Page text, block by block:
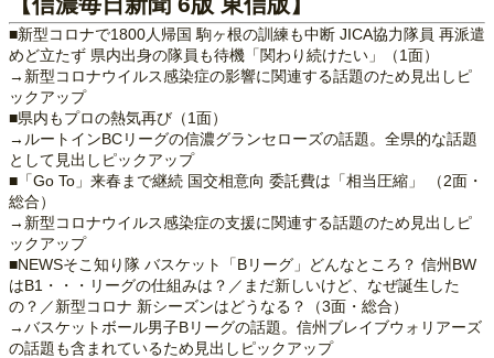
■新型コロナで1800人帰国 駒ヶ根の訓練も中断 JICA協力隊員 再派遣
めど立たず 県内出身の隊員も待機「関わり続けたい」（1面）
→新型コロナウイルス感染症の影響に関連する話題のため見出しピ
ックアップ
■県内もプロの熱気再び（1面）
→ルートインBCリーグの信濃グランセローズの話題。全県的な話題
として見出しピックアップ
■「Go To」来春まで継続 国交相意向 委託費は「相当圧縮」 （2面・
総合）
→新型コロナウイルス感染症の支援に関連する話題のため見出しピ
ックアップ
■NEWSそこ知り隊 バスケット「Bリーグ」どんなところ？ 信州BW
はB1・・・リーグの仕組みは？／まだ新しいけど、なぜ誕生した
の？／新型コロナ 新シーズンはどうなる？（3面・総合）
→バスケットボール男子Bリーグの話題。信州ブレイブウォリアーズ
の話題も含まれているため見出しピックアップ